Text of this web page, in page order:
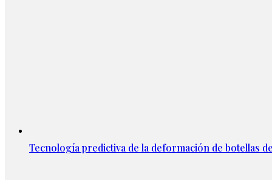
Tecnología predictiva de la deformación de botellas